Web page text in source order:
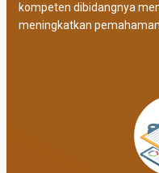
kompeten dibidangnya
meningkatkan